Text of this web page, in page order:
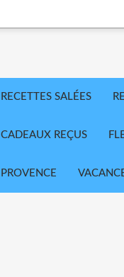
RECETTES SALÉES
CADEAUX REÇUS
PROVENCE